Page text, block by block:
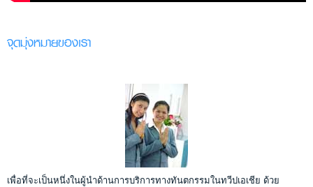
จุดมุ่งหมายของเรา
เพื่อที่จะเป็นหนึ่งในผู้นำด้านการบริการทางทันตกรรมในทวีปเอเชีย ด้วย